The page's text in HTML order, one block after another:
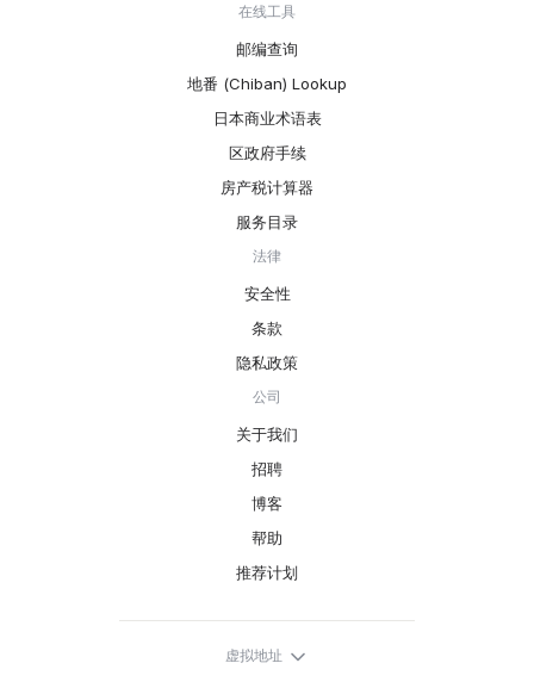
在线工具
邮编查询
地番 (Chiban) Lookup
日本商业术语表
区政府手续
房产税计算器
服务目录
法律
安全性
条款
隐私政策
公司
关于我们
招聘
博客
帮助
推荐计划
虚拟地址